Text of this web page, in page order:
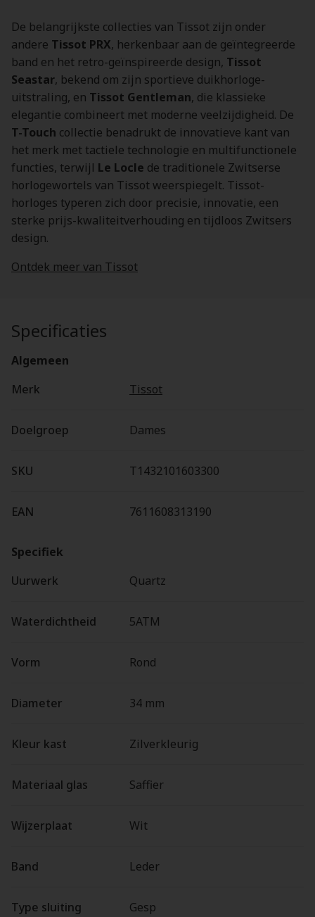
De belangrijkste collecties van Tissot zijn onder
andere Tissot PRX, herkenbaar aan de geïntegreerde
band en het retro-geïnspireerde design, Tissot
Seastar, bekend om zijn sportieve duikhorloge-
uitstraling, en Tissot Gentleman, die klassieke
elegantie combineert met moderne veelzijdigheid. De
T-Touch collectie benadrukt de innovatieve kant van
het merk met tactiele technologie en multifunctionele
functies, terwijl Le Locle de traditionele Zwitserse
horlogewortels van Tissot weerspiegelt. Tissot-
horloges typeren zich door precisie, innovatie, een
sterke prijs-kwaliteitverhouding en tijdloos Zwitsers
design.
Ontdek meer van Tissot
Specificaties
Algemeen
Merk
Tissot
Doelgroep Dames
SKU T1432101603300
EAN 7611608313190
Specifiek
Uurwerk
Quartz
Waterdichtheid 5ATM
Vorm Rond
Diameter 34 mm
Kleur kast Zilverkleurig
Materiaal glas Saffier
Wijzerplaat Wit
Band Leder
Type sluiting Gesp